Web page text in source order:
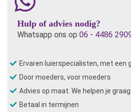
Hulp of advies nodig?
Whatsapp ons op 06 - 4486
Ervaren luierspecialisten, met een
Door moeders, voor moeders
Advies op maat. We helpen je
Betaal in termijnen